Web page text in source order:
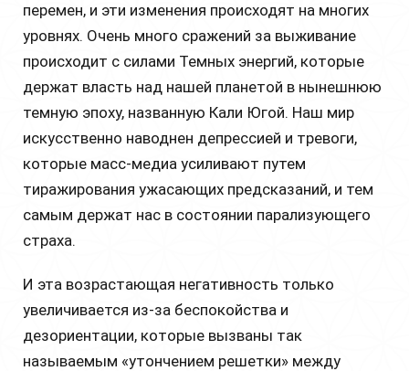
перемен, и эти изменения происходят на многих
уровнях. Очень много сражений за выживание
происходит с силами Темных энергий, которые
держат власть над нашей планетой в нынешнюю
темную эпоху, названную Кали Югой. Наш мир
искусственно наводнен депрессией и тревоги,
которые масс-медиа усиливают путем
тиражирования ужасающих предсказаний, и тем
самым держат нас в состоянии парализующего
страха.
И эта возрастающая негативность только
увеличивается из-за беспокойства и
дезориентации, которые вызваны так
называемым «утончением решетки» между